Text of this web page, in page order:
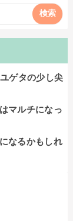
ゲタの少し尖
マルチになっ
なるかもしれ